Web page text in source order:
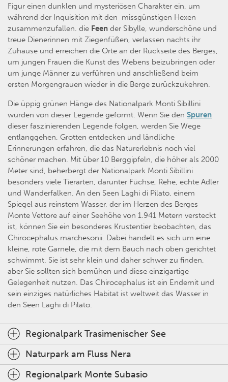
Figur einen dunklen und mysteriösen Charakter ein, um
während der Inquisition mit den missgünstigen Hexen
zusammenzufallen. die Feen der Sibylle, wunderschöne und
treue Dienerinnen mit Ziegenfüßen, verlassen nachts ihr
Zuhause und erreichen die Orte an der Rückseite des Berges,
um jungen Frauen die Kunst des Webens beizubringen oder
um junge Männer zu verführen und anschließend beim
ersten Morgengrauen wieder in die Berge zurückzukehren.
Die üppig grünen Hänge des Nationalpark Monti Sibillini
wurden von dieser Legende geformt. Wenn Sie den Spuren
dieser faszinierenden Legende folgen, werden Sie Wege
entlanggehen, Grotten entdecken und ländliche
Erinnerungen erfahren, die das Naturerlebnis noch viel
schöner machen. Mit über 10 Berggipfeln, die höher als 2000
Meter sind, beherbergt der Nationalpark Monti Sibillini
besonders viele Tierarten, darunter Füchse, Rehe, echte Adler
und Wanderfalken. An den Seen Laghi di Pilato, einem
Spiegel aus reinstem Wasser, der im Herzen des Berges
Monte Vettore auf einer Seehöhe von 1.941 Metern versteckt
ist, können Sie ein besonderes Krustentier beobachten, das
Chirocephalus marchesonii. Dabei handelt es sich um eine
kleine, rote Garnele, die mit dem Bauch nach oben gerichtet
schwimmt. Sie ist sehr klein und daher schwer zu finden,
aber Sie sollten sich bemühen und diese einzigartige
Gelegenheit nutzen. Das Chirocephalus ist ein Endemit und
sein einziges natürliches Habitat ist weltweit das Wasser in
den Seen Laghi di Pilato.
Regionalpark Trasimenischer See
Naturpark am Fluss Nera
Regionalpark Monte Subasio